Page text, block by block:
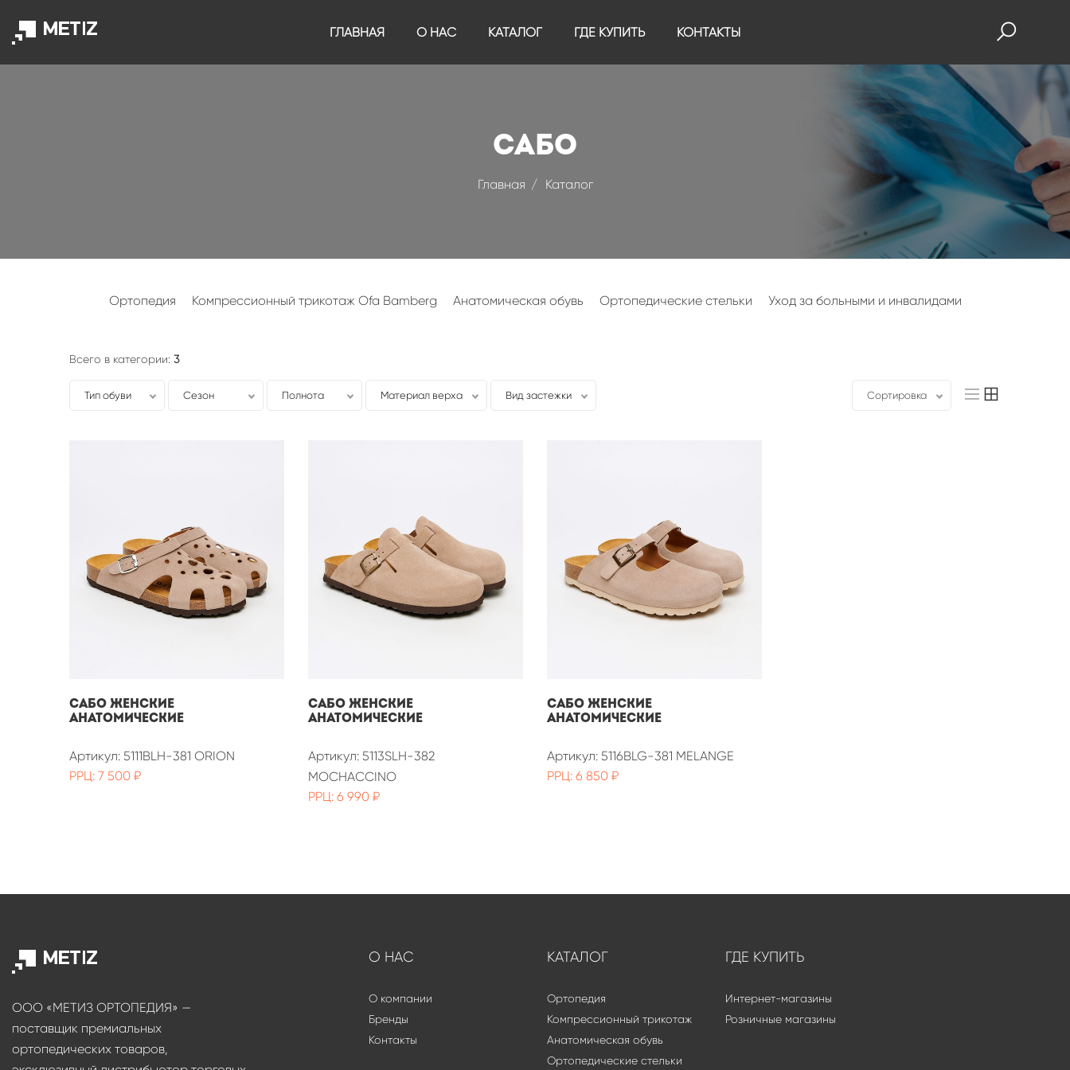
ГЛАВНАЯ О НАС КАТАЛОГ ГДЕ КУПИТЬ КОНТАКТЫ
Сабо
Главная Каталог
Ортопедия Компрессионный трикотаж Ofa Bamberg Анатомическая обувь Ортопедические стельки Уход за больными и инвалидами
Всего в категории: 3
Тип обуви Сезон Полнота Материал верха Вид застежки Сортировка
Сабо женские
анатомические
Артикул: 5111BLH-381 ORION
РРЦ: 7 500 ₽
Сабо женские
анатомические
Артикул: 5113SLH-382
MOCHACCINO
РРЦ: 6 990 ₽
Сабо женские
анатомические
Артикул: 5116BLG-381 MELANGE
РРЦ: 6 850 ₽
ООО «МЕТИЗ ОРТОПЕДИЯ» —
поставщик премиальных
ортопедических товаров,
О НАС
О компании
Бренды
Контакты
КАТАЛОГ
Ортопедия
Компрессионный трикотаж
Анатомическая обувь
Ортопедические стельки
ГДЕ КУПИТЬ
Интернет-магазины
Розничные магазины